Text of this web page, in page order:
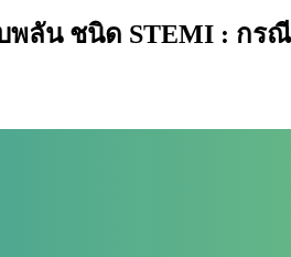
ลัน ชนิด STEMI : กรณี